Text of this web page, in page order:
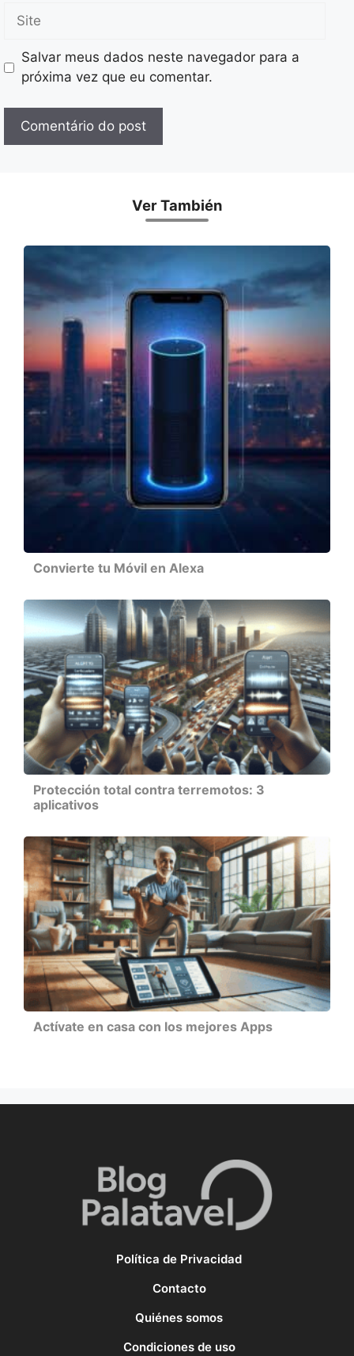
Site
Salvar meus dados neste navegador para a
próxima vez que eu comentar.
Ver También
Convierte tu Móvil en Alexa
Protección total contra terremotos: 3
aplicativos
Actívate en casa con los mejores Apps
Política de Privacidad
Contacto
Quiénes somos
Condiciones de uso